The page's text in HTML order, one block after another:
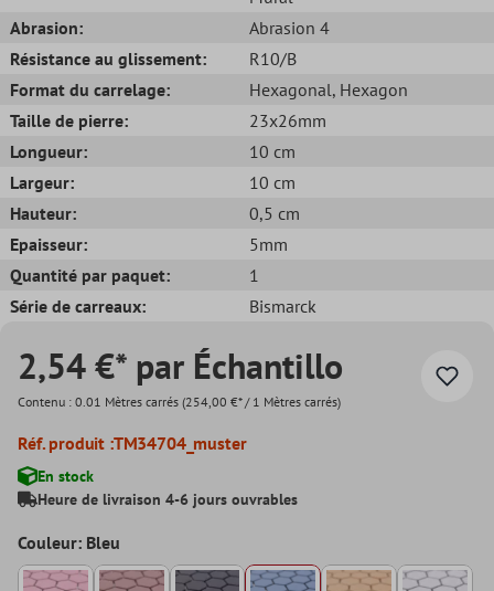
Abrasion:
Abrasion 4
Résistance au glissement:
R10/B
Format du carrelage:
Hexagonal, Hexagon
Taille de pierre:
23x26mm
Longueur:
10 cm
Largeur:
10 cm
Hauteur:
0,5 cm
Epaisseur:
5mm
Quantité par paquet:
1
Série de carreaux:
Bismarck
2,54 €* par Échantillo
Contenu : 0.01 Mètres carrés (254,00 €* / 1 Mètres carrés)
Réf. produit :TM34704_muster
En stock
Heure de livraison 4-6 jours ouvrables
Couleur: Bleu